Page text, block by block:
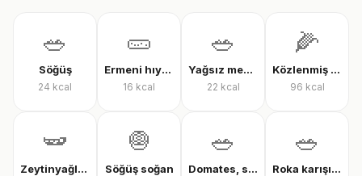
🥗
Söğüş
24 kcal
🥒
Ermeni hıyarı
16 kcal
🥗
Yağsız mevsim salatası
22 kcal
🌽
Közlenmiş mısır
96 kcal
🫛
Zeytinyağlı çalı fasulyesi
🧅
Söğüş soğan
🥗
Domates, salatalık ve biber salatası
🥗
Roka karışık yeşillik